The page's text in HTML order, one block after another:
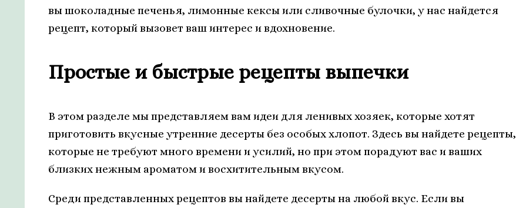
вы шоколадные печенья, лимонные кексы или сливочные булочки, у нас найдется
рецепт, который вызовет ваш интерес и вдохновение.
Простые и быстрые рецепты выпечки
В этом разделе мы представляем вам идеи для ленивых хозяек, которые хотят
приготовить вкусные утренние десерты без особых хлопот. Здесь вы найдете рецепты,
которые не требуют много времени и усилий, но при этом порадуют вас и ваших
близких нежным ароматом и восхитительным вкусом.
Среди представленных рецептов вы найдете десерты на любой вкус. Если вы